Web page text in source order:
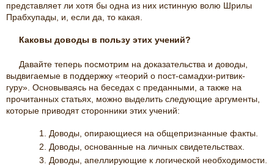
представляет ли хотя бы одна из них истинную волю Шрилы
Прабхупады, и, если да, то какая.
Каковы доводы в пользу этих учений?
Давайте теперь посмотрим на доказательства и доводы,
выдвигаемые в поддержку «теорий о пост-самадхи-ритвик-
гуру». Основываясь на беседах с преданными, а также на
прочитанных статьях, можно выделить следующие аргументы,
которые приводят сторонники этих учений:
Доводы, опирающиеся на общепризнанные факты.
Доводы, основанные на личных свидетельствах.
Доводы, апеллирующие к логической необходимости.